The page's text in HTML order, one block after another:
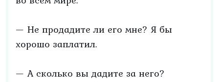
— Не продадите ли его мне? Я бы
хорошо заплатил.
— А сколько вы дадите за него?